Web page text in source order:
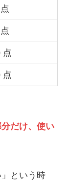
点
点
だけ、使い
という時